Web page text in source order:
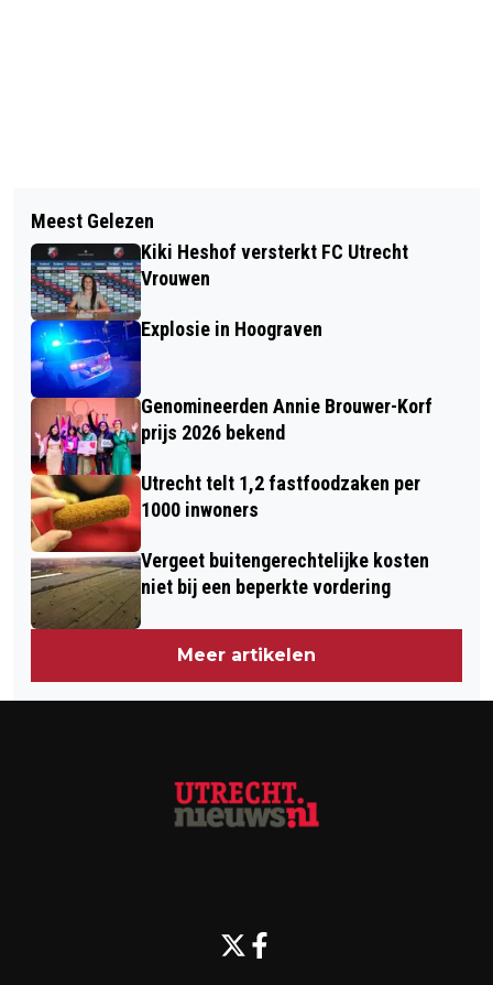
UTRECHT VERRUIMT REGELS GIFTEN
IN DE BIJSTAND EN PAST
WITGOEDREGELING AAN
BEROEPSONDERWIJS UTRECHT START
PLATFORM REGIONALE
OPLEIDINGENMARKT
Meest Gelezen
Kiki Heshof versterkt FC Utrecht
Vrouwen
Explosie in Hoograven
Genomineerden Annie Brouwer-Korf
prijs 2026 bekend
Utrecht telt 1,2 fastfoodzaken per
1000 inwoners
Vergeet buitengerechtelijke kosten
niet bij een beperkte vordering
Meer artikelen